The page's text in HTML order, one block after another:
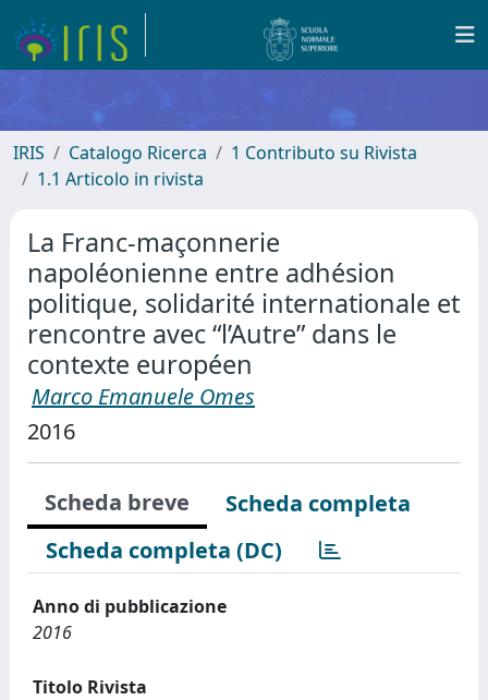
IRIS Catalogo Ricerca
1 Contributo su Rivista
1.1 Articolo in rivista
La Franc-maçonnerie
napoléonienne entre adhésion
politique, solidarité internationale et
rencontre avec “l’Autre” dans le
contexte européen
Marco Emanuele Omes
2016
Scheda breve
Scheda completa
Scheda completa (DC)
Anno di pubblicazione
2016
Titolo Rivista